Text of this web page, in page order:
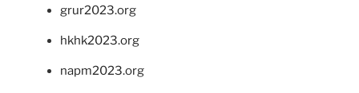
grur2023.org
hkhk2023.org
napm2023.org